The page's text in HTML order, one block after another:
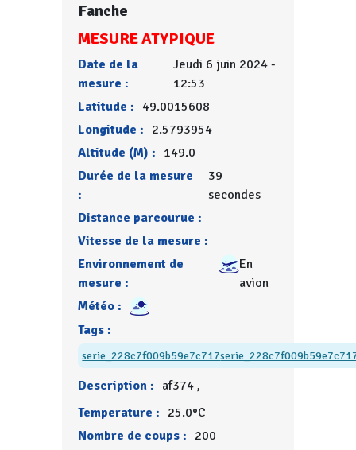
Fanche
MESURE ATYPIQUE
Date de la
mesure :
Jeudi 6 juin 2024 -
12:53
Latitude : 49.0015608
Longitude : 2.5793954
Altitude (M) : 149.0
Durée de la mesure
:
39
secondes
Distance parcourue :
Vitesse de la mesure :
Environnement de
mesure :
En
avion
Météo :
Tags :
serie_228c7f009b59e7c717
Description : af374 ,
Temperature : 25.0°C
Nombre de coups : 200